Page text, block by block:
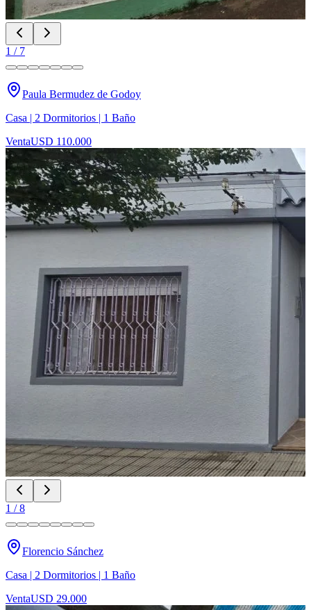
1 / 7
Paula Bermudez de Godoy
Casa | 2 Dormitorios | 1 Baño
VentaUSD 110.000
1 /8
Florencio Sánchez
Casa | 2 Dormitorios | 1 Baño
VentaUSD 29.000